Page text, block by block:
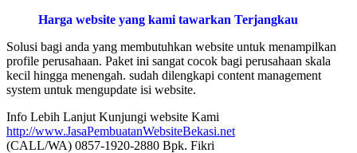
Harga website yang kami tawarkan Terjangkau
Solusi bagi anda yang membutuhkan website untuk menampilkan
profile perusahaan. Paket ini sangat cocok bagi perusahaan skala
kecil hingga menengah. sudah dilengkapi content management
system untuk mengupdate isi website.
Info Lebih Lanjut Kunjungi website Kami
http://www.JasaPembuatanWebsiteBekasi.net
(CALL/WA) 0857-1920-2880 Bpk. Fikri